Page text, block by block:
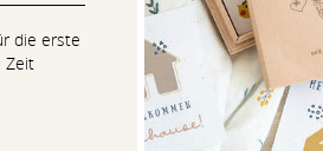
die erste
Zeit